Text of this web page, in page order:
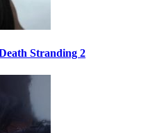
Stranding 2